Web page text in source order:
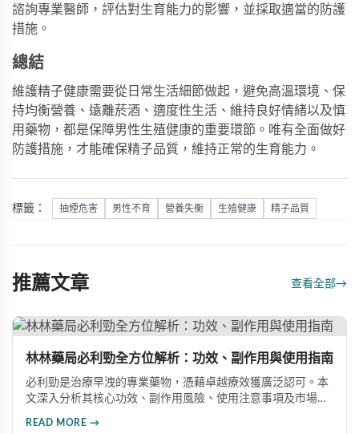
諮詢專業醫師，評估對生育能力的影響，並採取適當的防護
措施。
總結
維護精子健康需要從日常生活細節做起，避免高溫環境、保
持均衡營養、遠離菸酒、適度性生活、維持良好情緒以及慎
用藥物，都是保障男性生殖健康的重要環節。唯有全面做好
防護措施，才能確保精子品質，維持正常的生育能力。
標籤： 抽煙危害 男性不育 營養失衡 生殖健康 精子品質
推薦文章 查看全部→
林林藥局必利勁全方位解析：功效、副作用與使用指南
必利勁是治療早洩的專業藥物，憑藉卓越療效獲廣泛認可。本
文深入分析其核心功效、副作用風險、使用注意事項及市場發
READ MORE →